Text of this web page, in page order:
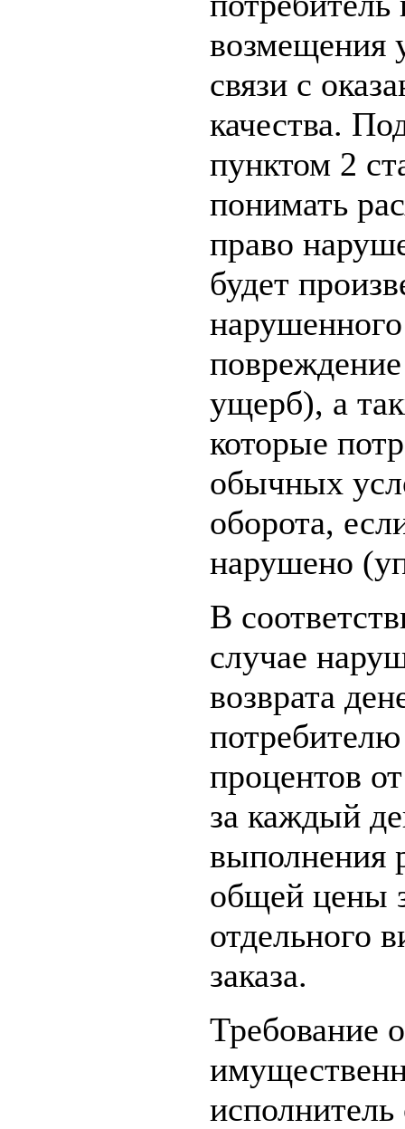
возмещения
связи с
качества.
пунктом 2
понимать
право
будет
ущерб), а
которые
обычных
оборота,
нарушено
В
случае
возврата
процентов
за каждый
выполнения
общей цены
отдельного
заказа.
Требование
исполнитель